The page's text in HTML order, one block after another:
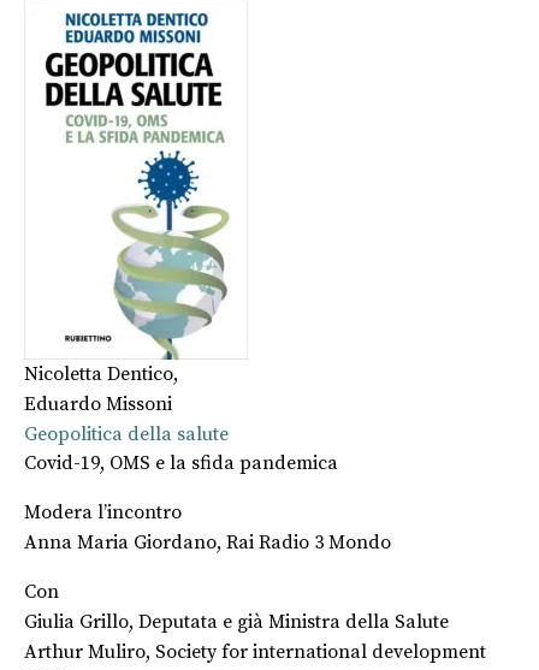
Nicoletta Dentico,
Eduardo Missoni
Geopolitica della salute
Covid-19, OMS e la sfida pandemica
Modera l’incontro
Anna Maria Giordano, Rai Radio 3 Mondo
Con
Giulia Grillo, Deputata e già Ministra della Salute
Arthur Muliro, Society for international development